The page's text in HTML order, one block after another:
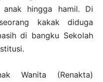
anak hingga hamil. Di
kakak diduga
di bangku Sekolah
Wanita (Renakta)